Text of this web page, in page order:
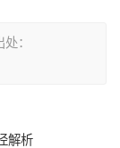
：
解析